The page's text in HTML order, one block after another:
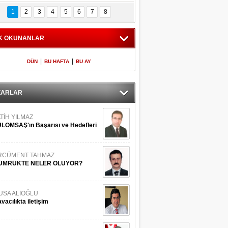
İstanbul
Adaları
600 milletvekilinin
listesi
1 2 3 4 5 6 7 8
OKUNANLAR
DÜN BU HAFTA BU AY
YILMAZ
Başarısı ve Hedefleri
TAHMAZ
NELER OLUYOR?
ALİOĞLU
iletişim